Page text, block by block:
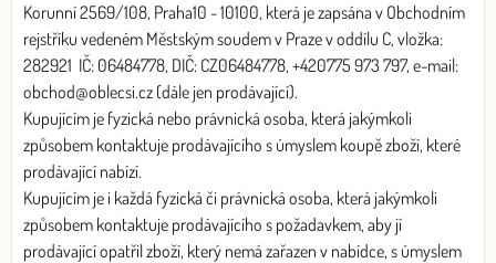
Korunní 2569/108, Praha10 - 10100, která je zapsána v Obchodním
rejstříku vedeném Městským soudem v Praze v oddílu C, vložka:
282921 IČ: 06484778, DIČ: CZ06484778, +420775 973 797, e-mail:
obchod@oblecsi.cz (dále jen prodávající).
Kupujícím je fyzická nebo právnická osoba, která jakýmkoli
způsobem kontaktuje prodávajícího s úmyslem koupě zboží, které
prodávající nabízí.
Kupujícím je i každá fyzická či právnická osoba, která jakýmkoli
způsobem kontaktuje prodávajícího s požadavkem, aby jí
prodávající opatřil zboží, který nemá zařazen v nabídce, s úmyslem